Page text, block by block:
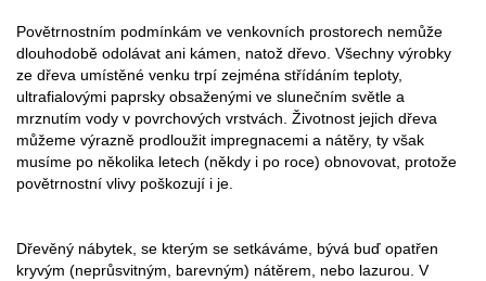
Povětrnostním podmínkám ve venkovních prostorech nemůže
dlouhodobě odolávat ani kámen, natož dřevo. Všechny výrobky
ze dřeva umístěné venku trpí zejména střídáním teploty,
ultrafialovými paprsky obsaženými ve slunečním světle a
mrznutím vody v povrchových vrstvách. Životnost jejich dřeva
můžeme výrazně prodloužit impregnacemi a nátěry, ty však
musíme po několika letech (někdy i po roce) obnovovat, protože
povětrnostní vlivy poškozují i je.
Dřevěný nábytek, se kterým se setkáváme, bývá buď opatřen
kryvým (neprůsvitným, barevným) nátěrem, nebo lazurou. V